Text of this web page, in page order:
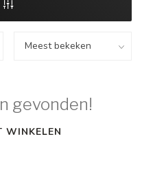
gevonden!
WINKELEN